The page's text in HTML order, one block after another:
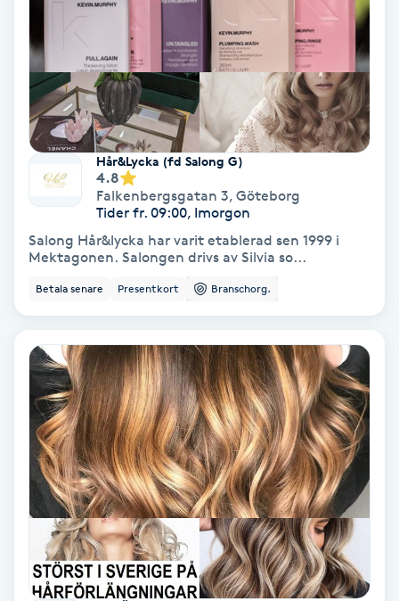
Pigmentfläckar
Plastikkirurgi
Powder brows
Power Yoga
PRP (Platelet Rich Plasma)
PRX-T33
Psoriasis
Radiofrekvens
Rakning
Reflexologi
Hår&Lycka (fd Salong G)
4.8
Falkenbergsgatan 3, Göteborg
Tider fr. 09:00, Imorgon
Salong Hår&lycka har varit etablerad sen 1999 i
Mektagonen. Salongen drivs av Silvia so...
Betala senare Presentkort Branschorg.